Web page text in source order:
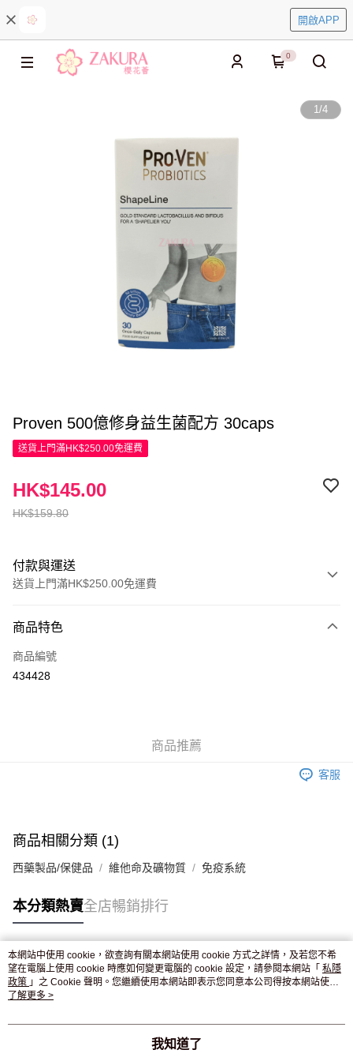
開啟APP
0
1/4
Proven 500億修身益生菌配方 30caps
送貨上門滿HK$250.00免運費
HK$159.80
HK$145.00
付款與運送
送貨上門滿HK$250.00免運費
信用卡
Apple Pay
付款後門市自取，訂單確認後2-4個工作天到店，7天內取。逾期後
商品特色
商品編號
434428
商品推薦
客服
商品相關分類 (1)
西藥製品/保健品 維他命及礦物質 免疫系統
本分類熱賣全店暢銷排行
熱門標籤
熱銷排行
本網站中使用 cookie，欲查詢有關本網站使用 cookie 方式之詳情，及若您不希
望在電腦上使用 cookie 時應如何變更電腦的 cookie 設定，請參閱本網站「 私隱
政策 」之 Cookie 聲明。您繼續使用本網站即表示您同意本公司得按本網站使用
條款之 Cookie 聲明使用 cookie。
了解更多 >
我知道了